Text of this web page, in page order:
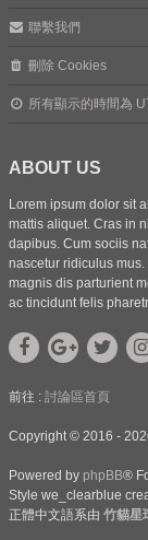
聯繫我們
刪除 Cookies
所有顯示的時間為
ABOUT US
Lorem ipsum dolor sit
mattis aliquet. Cras in
dapibus. Cum sociis
nascetur ridiculus
magnis dis parturient
ac tincidunt felis
前往 : 討論區首頁
Copyright © 2016 -
Powered by phpBB®
Style we_clearblue
正體中文語系由 竹貓星